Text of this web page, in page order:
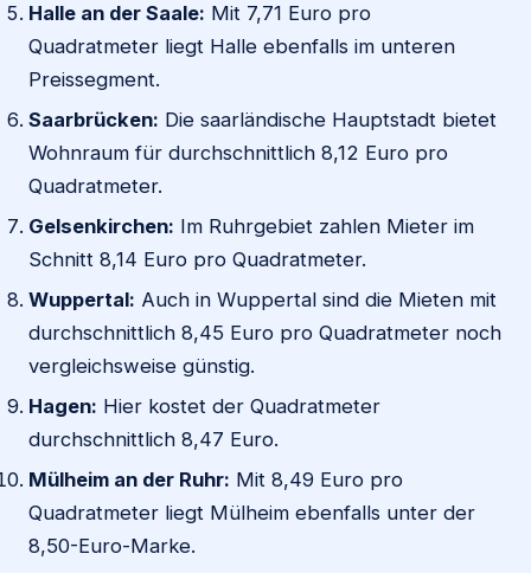
Halle an der Saale: Mit 7,71 Euro pro
Quadratmeter liegt Halle ebenfalls im unteren
Preissegment.
Saarbrücken: Die saarländische Hauptstadt bietet
Wohnraum für durchschnittlich 8,12 Euro pro
Quadratmeter.
Gelsenkirchen: Im Ruhrgebiet zahlen Mieter im
Schnitt 8,14 Euro pro Quadratmeter.
Wuppertal: Auch in Wuppertal sind die Mieten mit
durchschnittlich 8,45 Euro pro Quadratmeter noch
vergleichsweise günstig.
Hagen: Hier kostet der Quadratmeter
durchschnittlich 8,47 Euro.
Mülheim an der Ruhr: Mit 8,49 Euro pro
Quadratmeter liegt Mülheim ebenfalls unter der
8,50-Euro-Marke.